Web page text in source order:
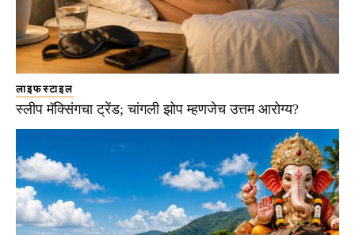
लाइफस्टाइल
स्लीप मॅक्सिंगचा ट्रेंड; चांगली झोप म्हणजेच उत्तम आरोग्य?